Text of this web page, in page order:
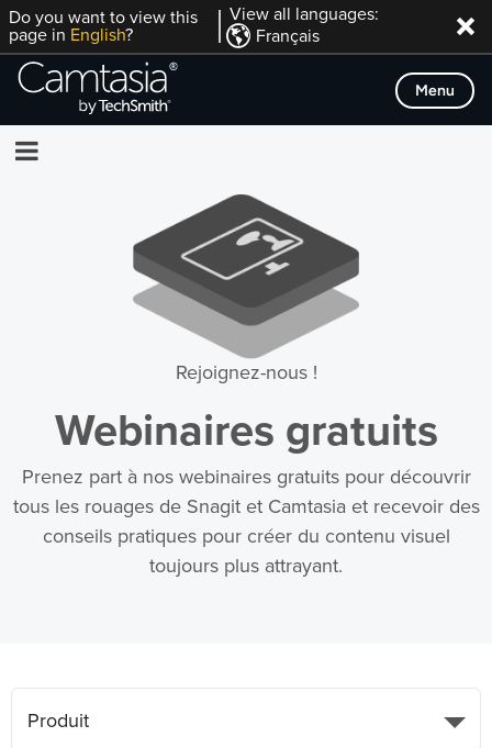
Passer
directement
contenu
Do you want to view this
page in English?
View all languages:
Français
Menu
Rejoignez-nous !
Webinaires gratuits
Prenez part à nos webinaires gratuits pour découvrir
tous les rouages de Snagit et Camtasia et recevoir des
conseils pratiques pour créer du contenu visuel
toujours plus attrayant.
Produit